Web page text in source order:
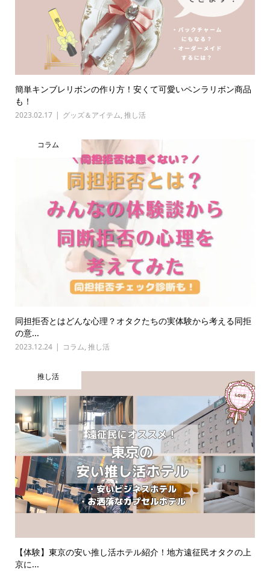
簡単キンブレリボンの作り方！安くて可愛いペンラリボン商品
も！
2023.02.17 グッズ＆アイテム, 推し活
コラム
同担拒否とはどんな心理？オタクたちの実体験から考える同拒
の意...
2023.12.24 コラム, 推し活
推し活
【体験】東京の安い推し活ホテル紹介！地方遠征民オタクの上
京に...